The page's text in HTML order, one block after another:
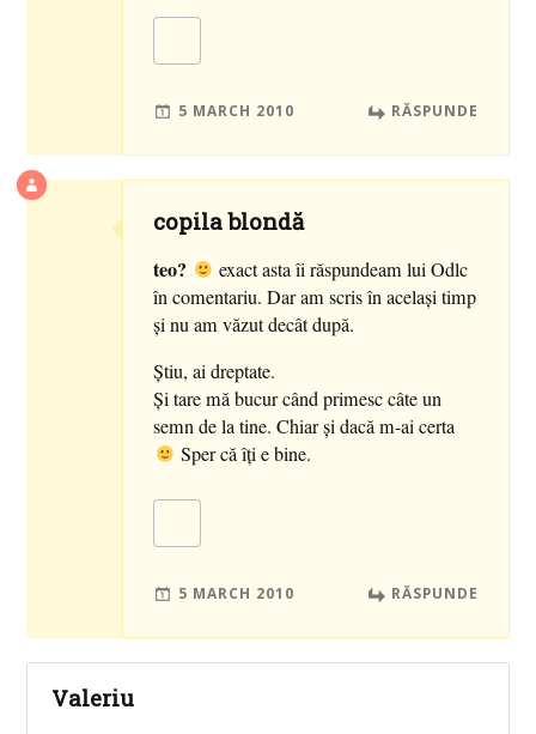
5 MARCH 2010 RĂSPUNDE
copila blondă
teo?
exact asta îi răspundeam lui Odlc
în comentariu. Dar am scris în acelaşi timp
şi nu am văzut decât după.
Ştiu, ai dreptate.
Şi tare mă bucur când primesc câte un
semn de la tine. Chiar şi dacă m-ai certa
Sper că îţi e bine.
5 MARCH 2010 RĂSPUNDE
Valeriu